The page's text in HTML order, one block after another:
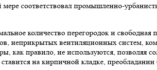
соответствовал промышленно-
количество перегородок и свободная
неприкрытых вентиляционных систем,
как правило, не используются, позволяя
на кирпичной кладке,